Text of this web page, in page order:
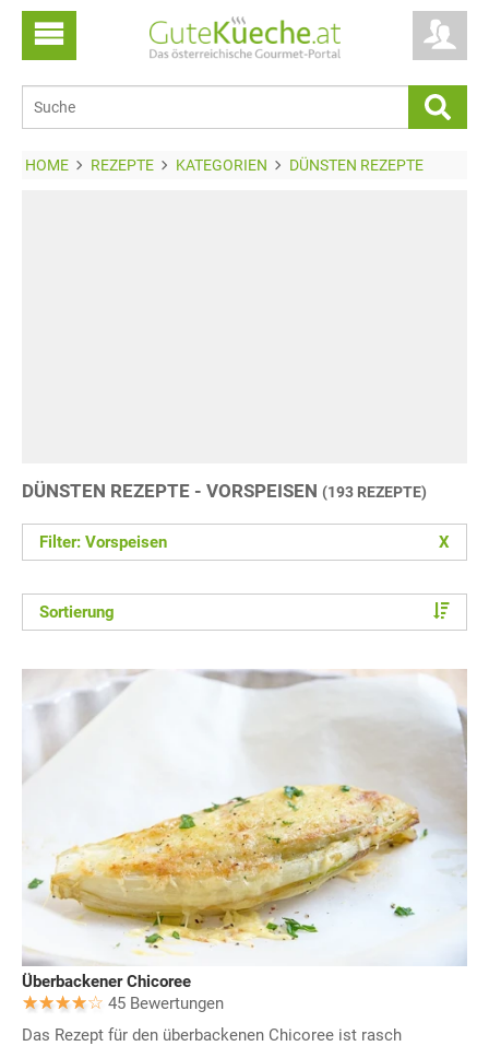
HOME REZEPTE KATEGORIEN DÜNSTEN REZEPTE
DÜNSTEN REZEPTE - VORSPEISEN (193 REZEPTE)
Filter: Vorspeisen X
Sortierung
Überbackener Chicoree
45 Bewertungen
Das Rezept für den überbackenen Chicoree ist rasch